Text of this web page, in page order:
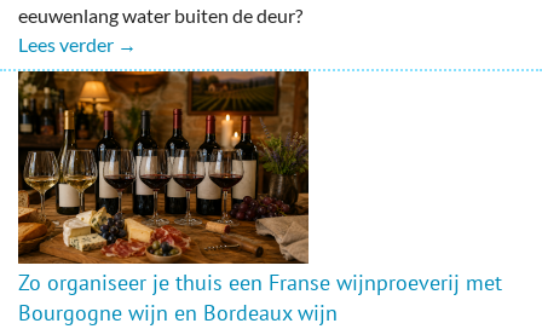
eeuwenlang water buiten de deur?
Lees verder →
Zo organiseer je thuis een Franse wijnproeverij met
Bourgogne wijn en Bordeaux wijn